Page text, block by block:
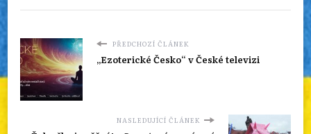
PŘEDCHOZÍ ČLÁNEK
„Ezoterické Česko“ v České televizi
NASLEDUJÍCÍ ČLÁNEK